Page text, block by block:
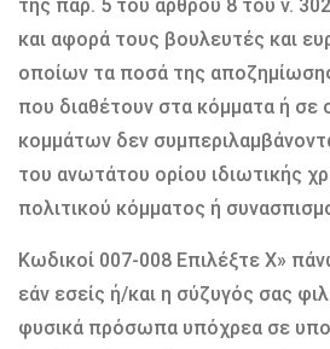
της παρ. 5 του άρθρου 8 του ν.
και αφορά τους βουλευτές και
οποίων τα ποσά της
που διαθέτουν στα κόμματα ή σε
κομμάτων δεν
του ανωτάτου ορίου ιδιωτικής
πολιτικού κόμματος ή
Κωδικοί 007-008 Επιλέξτε Χ»
εάν εσείς ή/και η σύζυγός σας
φυσικά πρόσωπα υπόχρεα σε